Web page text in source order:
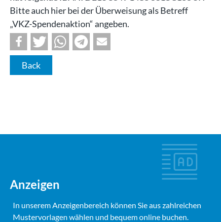
Bitte auch hier bei der Überweisung als Betreff
„VKZ-Spendenaktion“ angeben.
Back
Anzeigen
In unserem Anzeigenbereich können Sie aus zahlreichen
Mustervorlagen wählen und bequem online buchen.